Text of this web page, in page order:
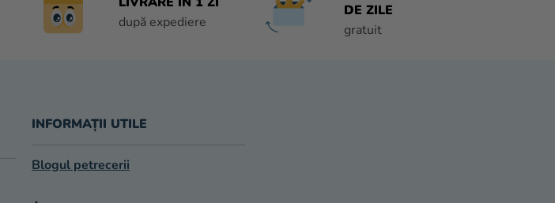
Ă
R
după expediere
DE ZILE
gratuit
INFORMAȚII UTILE
Blogul petrecerii